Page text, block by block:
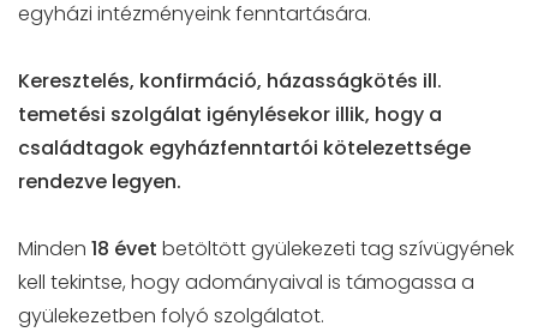
egyházi intézményeink fenntartására.
Keresztelés, konfirmáció, házasságkötés ill.
temetési szolgálat igénylésekor illik, hogy a
családtagok egyházfenntartói kötelezettsége
rendezve legyen.
Minden 18 évet betöltött gyülekezeti tag szívügyének
kell tekintse, hogy adományaival is támogassa a
gyülekezetben folyó szolgálatot.